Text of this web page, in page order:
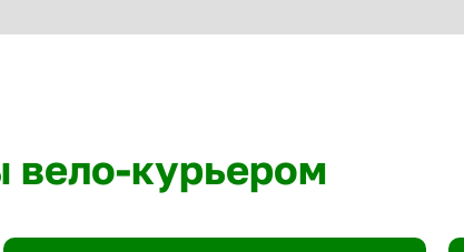
вело-курьером